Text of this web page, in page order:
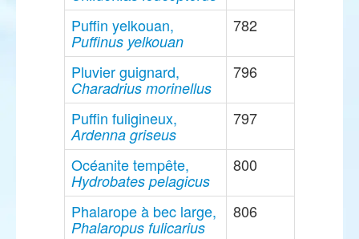
Puffin yelkouan,
Puffinus yelkouan
782
Pluvier guignard,
Charadrius morinellus
796
Puffin fuligineux,
Ardenna griseus
797
Océanite tempête,
Hydrobates pelagicus
800
Phalarope à bec large,
Phalaropus fulicarius
806